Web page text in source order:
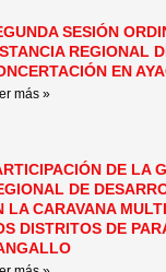
SESIÓN
REGIONAL
EN
más »
DE LA
DE
LA CARAVANA
DISTRITOS DE